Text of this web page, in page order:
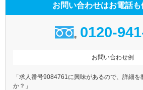
お問い合わせはお電話
0120-
お問い合わせ例
「求人番号9084761に興味があるので、詳細
か？」